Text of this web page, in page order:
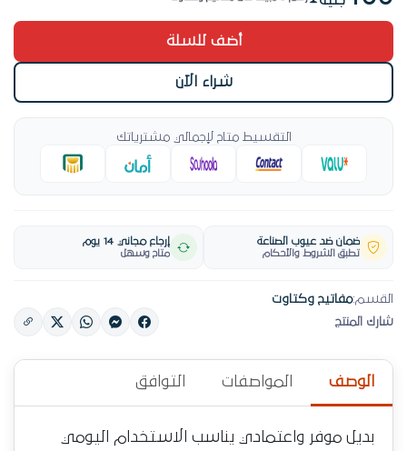
طلب مكثّف في مفاتيح وكتاوت خلال الأسبوع
أضف للسلة
شراء الآن
التقسيط متاح لإجمالي مشترياتك
ضمان ضد عيوب الصناعة
تطبق الشروط والأحكام
إرجاع مجاني 14 يوم
متاح وسهل
القسم:مفاتيح وكتاوت
شارك المنتج
الوصف المواصفات التوافق
بديل موفر واعتمادي يناسب الاستخدام اليومي